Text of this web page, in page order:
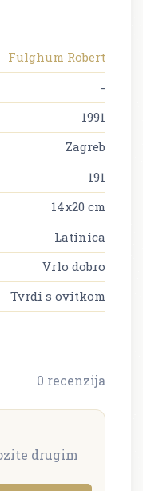
Fulghum Robert
-
1991
Zagreb
191
14x20 cm
Latinica
Vrlo dobro
Tvrdi s ovitkom
0 recenzija
drugim